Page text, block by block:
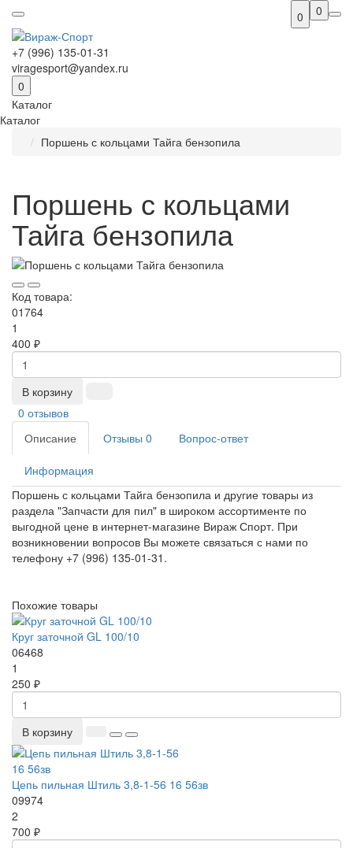
0
0
+7 (996) 135-01-31
viragesport@yandex.ru
0
Каталог
Каталог
Поршень с кольцами Тайга бензопила
Поршень с кольцами
Тайга бензопила
Код товара:
01764
1
400 ₽
В корзину
0 отзывов
Описание
Отзывы 0 Вопрос-ответ
Информация
Поршень с кольцами Тайга бензопила и другие товары из
раздела "Запчасти для пил" в широком ассортименте по
выгодной цене в интернет-магазине Вираж Спорт. При
возникновении вопросов Вы можете связаться с нами по
телефону +7 (996) 135-01-31.
Похожие товары
Круг заточной GL 100/10
06468
1
250 ₽
В корзину
Цепь пильная Штиль 3,8-1-56 16 56зв
09974
2
700 ₽